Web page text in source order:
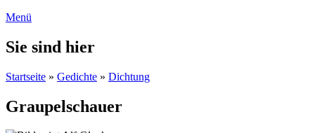
Menü
Sie sind hier
Startseite » Gedichte » Dichtung
Graupelschauer